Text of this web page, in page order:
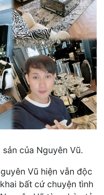
của Nguyên Vũ.
Vũ hiện vẫn độc
bất cứ chuyện tình